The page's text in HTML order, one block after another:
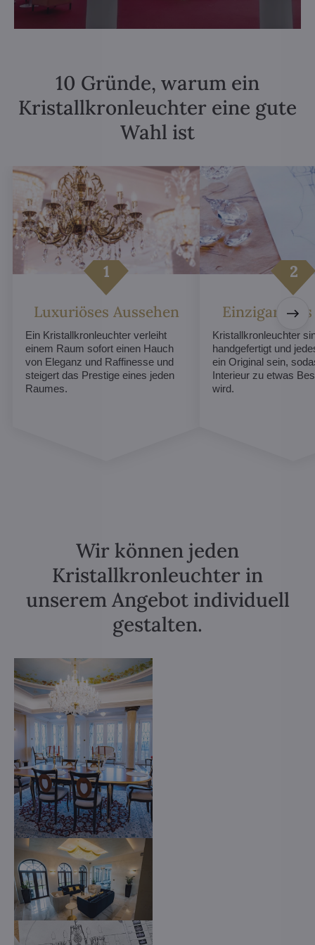
10 Gründe, warum ein
Kristallkronleuchter eine gute
Wahl ist
Luxuriöses Aussehen
Ein Kristallkronleuchter verleiht
einem Raum sofort einen Hauch
von Eleganz und Raffinesse und
steigert das Prestige eines jeden
Raumes.
Kristallkronleuchter
handgefertigt und
ein Original sein,
Interieur zu etwas
wird.
Wir können jeden
Kristallkronleuchter in
unserem Angebot individuell
gestalten.